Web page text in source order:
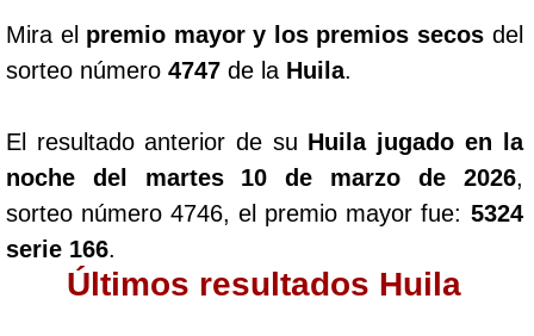
Mira el premio mayor y los premios secosdel
sorteo número 4747 de la Huila.
El resultado anterior de su Huila jugado en la
noche del martes 10 de marzo de 2026,
sorteo número 4746, el premio mayor fue: 5324
serie 166.
Últimos resultados Huila